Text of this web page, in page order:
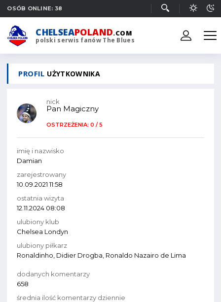
OSÓB ONLINE: 38
CHELSEAPOLAND.COM
polski serwis fanów The Blues
PROFIL UŻYTKOWNIKA
nick
Pan Magiczny
OSTRZEŻENIA: 0 / 5
imię i nazwisko
Damian
zarejestrowany
10.09.2021 11:58
ostatnia wizyta
12.11.2024 08:08
ulubiony klub
Chelsea Londyn
ulubiony piłkarz
Ronaldinho, Didier Drogba, Ronaldo Nazairo de Lima
dodanych komentarzy
658
średnia ilość komentarzy dziennie